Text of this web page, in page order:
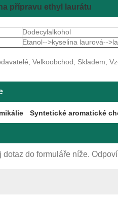
přípravu ethyl laurátu
Dodecylalkohol
Etanol-->kyselina laurová--
Velkoobchod, Skladem,
Syntetické aromatické
dotaz do formuláře níže.